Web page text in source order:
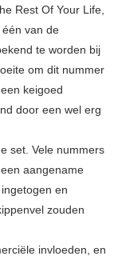
Rest Of Your Life,
van de
te worden bij
om dit nummer
keigoed
door een wel erg
set. Vele nummers
aangename
en
zouden
invloeden, en